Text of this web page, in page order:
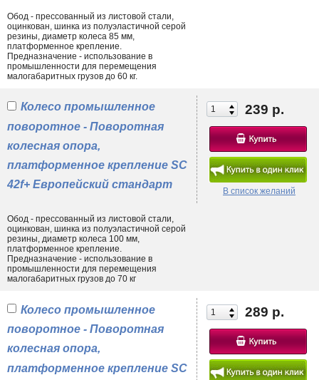
Обод - прессованный из листовой стали,
оцинкован, шинка из полуэластичной серой
резины, диаметр колеса 85 мм,
платформенное крепление.
Предназначение - использование в
промышленности для перемещения
малогабаритных грузов до 60 кг.
239 р.
В список желаний
Колесо промышленное
поворотное - Поворотная
колесная опора,
платформенное крепление SC
42f+ Европейский стандарт
Обод - прессованный из листовой стали,
оцинкован, шинка из полуэластичной серой
резины, диаметр колеса 100 мм,
платформенное крепление.
Предназначение - использование в
промышленности для перемещения
малогабаритных грузов до 70 кг
289 р.
Колесо промышленное
поворотное - Поворотная
колесная опора,
платформенное крепление SC